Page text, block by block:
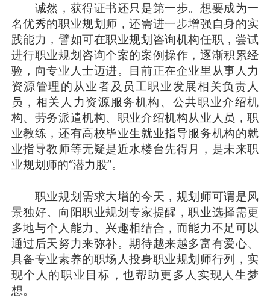
诚然，获得证书还只是第一步。想要成为一
名优秀的职业规划师，还需进一步增强自身的实
践能力，譬如可在职业规划咨询机构任职，尝试
进行职业规划咨询个案的案例操作，逐渐积累经
验，向专业人士迈进。目前正在企业里从事人力
资源管理的从业者及员工职业发展相关负责人
员，相关人力资源服务机构、公共职业介绍机
构、劳务派遣机构、职业介绍机构从业人员，职
业教练，还有高校毕业生就业指导服务机构的就
业指导教师等无疑是近水楼台先得月，是未来职
业规划师的“潜力股”。
职业规划需求大增的今天，规划师可谓是风
景独好。向阳职业规划专家提醒，职业选择需更
多地与个人能力、兴趣相结合，而能力不足可以
通过后天努力来弥补。期待越来越多富有爱心、
具备专业素养的职场人投身职业规划师行列，实
现个人的职业目标，也帮助更多人实现人生梦
想。